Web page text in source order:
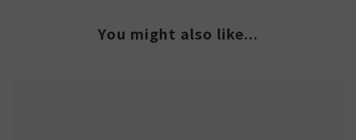
You might also like...